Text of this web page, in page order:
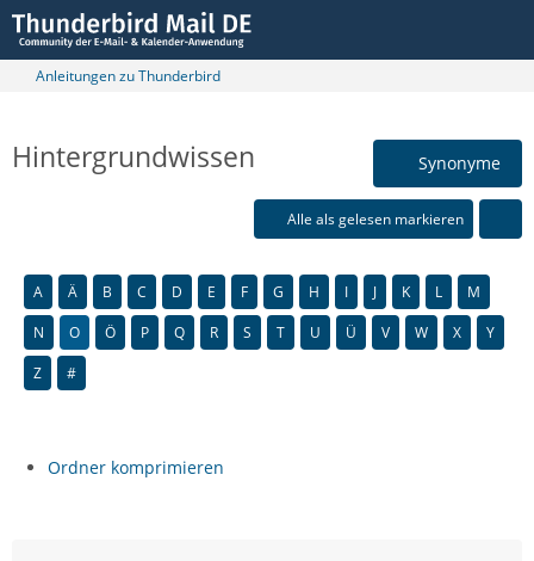
Anleitungen zu Thunderbird
Hintergrundwissen Synonyme
Alle als gelesen markieren
A Ä B C D E F G H I J K L
M
N
O Ö P Q R S T U Ü V W X
Y
Z
#
Ordner komprimieren